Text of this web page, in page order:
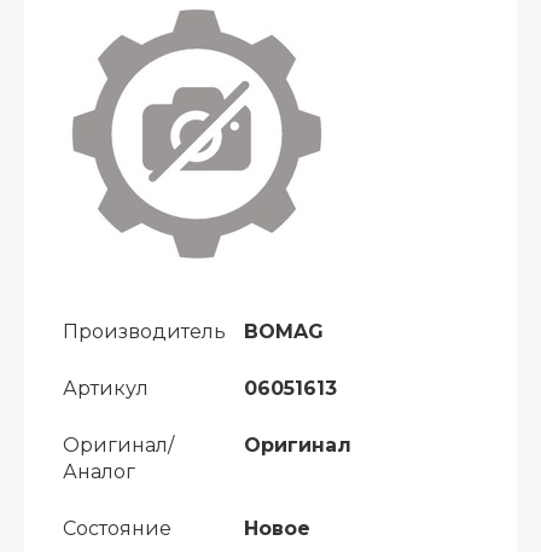
Производитель BOMAG
Артикул 06051613
Оригинал/
Аналог
Оригинал
Состояние Новое